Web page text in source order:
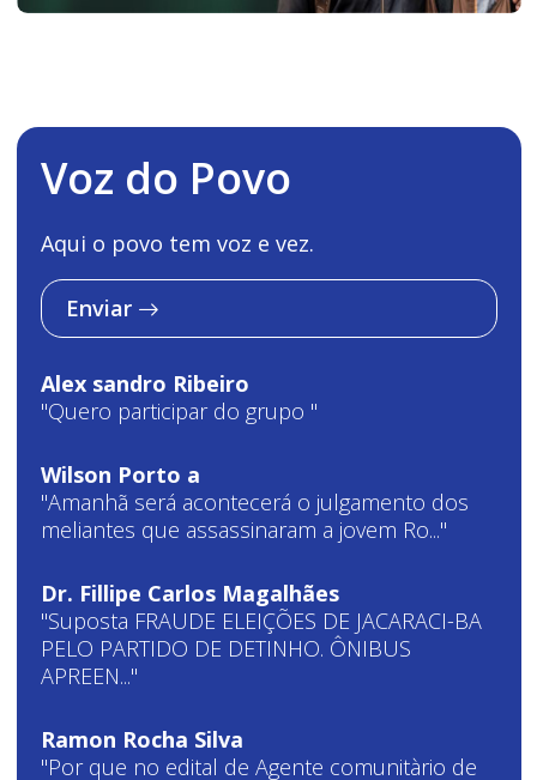
Voz do Povo
Aqui o povo tem voz e vez.
Enviar
Alex sandro Ribeiro
"Quero participar do grupo "
Wilson Porto a
"Amanhã será acontecerá o julgamento dos
meliantes que assassinaram a jovem Ro..."
Dr. Fillipe Carlos Magalhães
"Suposta FRAUDE ELEIÇÕES DE JACARACI-BA
PELO PARTIDO DE DETINHO. ÔNIBUS
APREEN..."
Ramon Rocha Silva
"Por que no edital de Agente comunitàrio de